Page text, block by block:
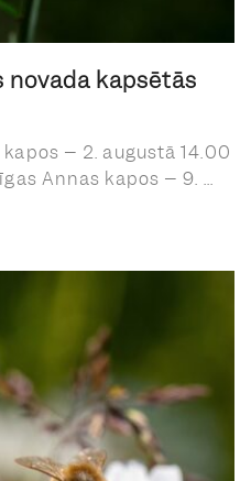
novada kapsētās
– 2. augustā 14.00
Annas kapos – 9. ...